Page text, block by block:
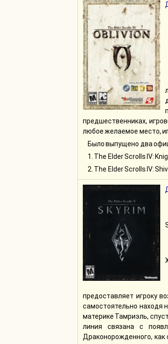
предшественниках,
любое желаемое место,
Было выпущено два
1. The Elder Scrolls IV:
2. The Elder Scrolls IV:
предоставляет игроку
самостоятельно находя
материке Тамриэль,
линия связана с
Драконорожденного,